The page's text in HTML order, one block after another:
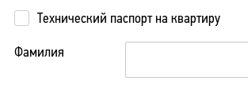
Технический паспорт на квартиру
Фамилия